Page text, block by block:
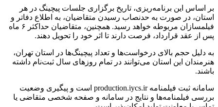
بر اساس این برنامه‌ریزی، تاریخ برگزاری جلسات پیچینگ در هر
استان، در صورت به حدنصاب رسیدن متقاضیان، به اطلاع دفاتر و
فیلمسازان مربوطه خواهد رسید. همچنین، متقاضیان حداکثر ۶ ماه
پس از عقد قرارداد، فرصت دارند تا اثر خود را تحویل دهند.
به دلیل حجم بالای درخواست‏‌ها و تعداد پیچینگ‌‏ها در استان تهران،
هنرمندان این استان می‌‏توانند در تمام روزهای سال ثبت‏‌نام داشته
باشند.
سامانه ثبت فیلمنامه production.iycs.ir است و پیگیری وضعیت
بررسی فیلمنامه‏‌ها و نتایج در سامانه و صفحه شخصی متقاضی یا